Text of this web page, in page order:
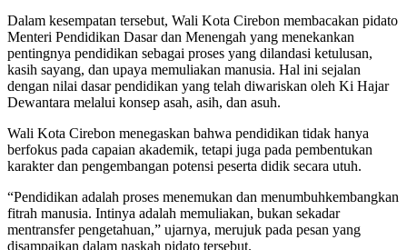
Dalam kesempatan tersebut, Wali Kota Cirebon membacakan pidato
Menteri Pendidikan Dasar dan Menengah yang menekankan
pentingnya pendidikan sebagai proses yang dilandasi ketulusan,
kasih sayang, dan upaya memuliakan manusia. Hal ini sejalan
dengan nilai dasar pendidikan yang telah diwariskan oleh Ki Hajar
Dewantara melalui konsep asah, asih, dan asuh.
Wali Kota Cirebon menegaskan bahwa pendidikan tidak hanya
berfokus pada capaian akademik, tetapi juga pada pembentukan
karakter dan pengembangan potensi peserta didik secara utuh.
“Pendidikan adalah proses menemukan dan menumbuhkembangkan
fitrah manusia. Intinya adalah memuliakan, bukan sekadar
mentransfer pengetahuan,” ujarnya, merujuk pada pesan yang
disampaikan dalam naskah pidato tersebut.